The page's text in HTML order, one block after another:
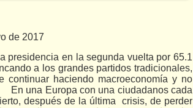
de 2017
presidencia en la segunda vuelta por 65.1
a los grandes partidos tradicionales,
continuar haciendo macroeconomía y no
En una Europa con una ciudadanos cada
después de la última
crisis, de perder